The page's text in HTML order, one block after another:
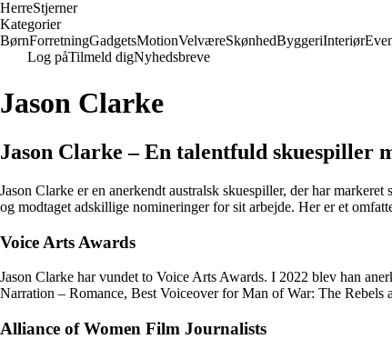
HerreStjerner
Kategorier
BørnForretningGadgetsMotionVelværeSkønhedByggeriInteriør
Log påTilmeld digNyhedsbreve
Jason Clarke
Jason Clarke – En talentfuld skuespiller
Jason Clarke er en anerkendt australsk skuespiller, der har
og modtaget adskillige nomineringer for sit arbejde. Her er et
Voice Arts Awards
Jason Clarke har vundet to Voice Arts Awards. I 2022 blev han
Narration – Romance, Best Voiceover for Man of War: The Rebels
Alliance of Women Film Journalists